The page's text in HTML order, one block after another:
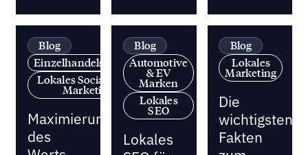
Blog
Einzelhandelsmarken
Lokales Social Media
Marketing
Maximierung
des
Blog
Automotive
& EV
Marken
Lokales
SEO
Lokales
Blog
Lokales
Marketing
Die
wichtigsten
Fakten